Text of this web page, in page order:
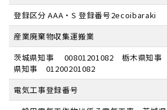
登録区分 AAA・S 登録番号2ecoibaraki
産業廃棄物収集運搬業
茨城県知事 00801201082 栃木県知
県知事 01200201082
電気工事登録番号